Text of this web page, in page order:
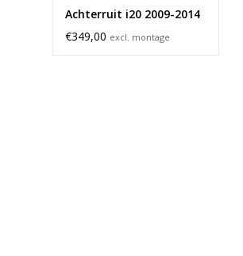
Achterruit i20 2009-2014
€349,00 excl. montage